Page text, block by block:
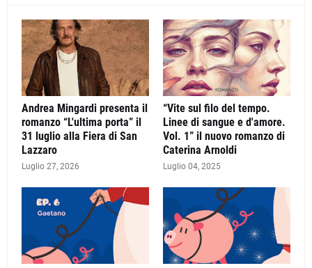
Andrea Mingardi presenta il
romanzo “L'ultima porta” il
31 luglio alla Fiera di San
Lazzaro
Luglio 27, 2026
“Vite sul filo del tempo.
Linee di sangue e d'amore.
Vol. 1” il nuovo romanzo di
Caterina Arnoldi
Luglio 04, 2025